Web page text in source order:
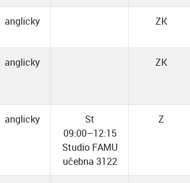
anglicky ZK
anglicky ZK
anglicky
St
09:00–12:15
Studio FAMU
učebna 3122
Z